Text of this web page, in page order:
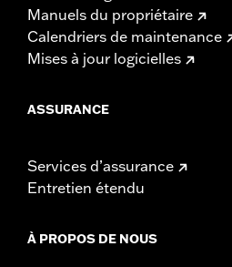
Manuels du propriétaire
Calendriers de maintenance
Mises à jour logicielles
ASSURANCE
Services d’assurance
Entretien étendu
À PROPOS DE NOUS